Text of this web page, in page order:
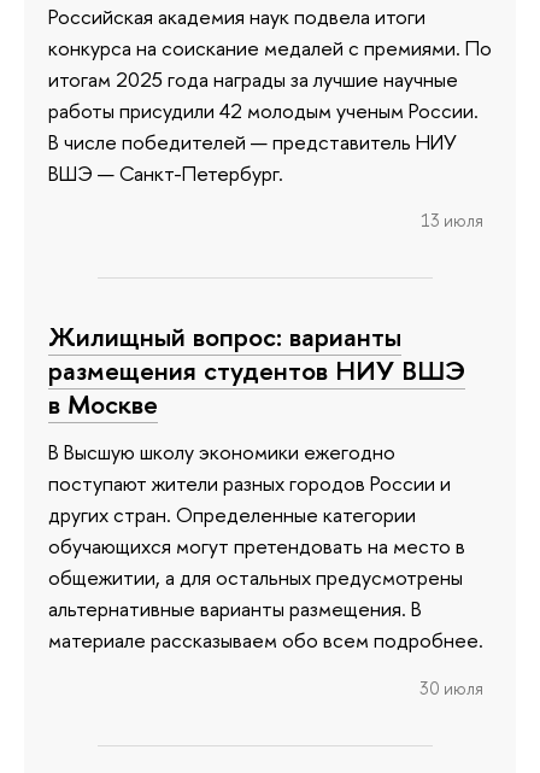
Российская академия наук подвела итоги
конкурса на соискание медалей с премиями. По
итогам 2025 года награды за лучшие научные
работы присудили 42 молодым ученым России.
В числе победителей — представитель НИУ
ВШЭ — Санкт-Петербург.
13 июля
Жилищный вопрос: варианты
размещения студентов НИУ ВШЭ
в Москве
В Высшую школу экономики ежегодно
поступают жители разных городов России и
других стран. Определенные категории
обучающихся могут претендовать на место в
общежитии, а для остальных предусмотрены
альтернативные варианты размещения. В
материале рассказываем обо всем подробнее.
30 июля